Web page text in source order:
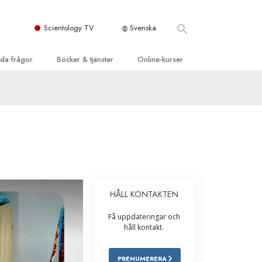
Scientology TV Svenska
frågor Böcker & tjänster
tjänster
Online-kurser
Integritet och ärlighet
Äktenskap
Den emotionella Tonskalan
HÅLL KONTAKTEN
Få uppdateringar och
håll kontakt.
PRENUMERERA